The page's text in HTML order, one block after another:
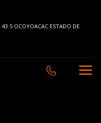
43.5 OCOYOACAC ESTADO DE